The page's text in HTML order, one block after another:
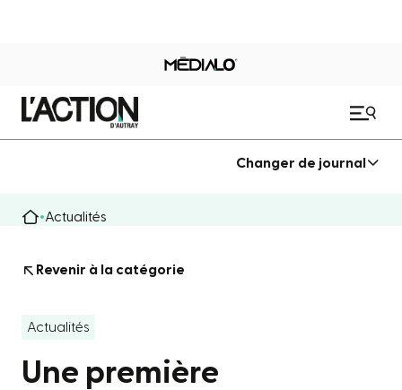
Changer de journal
Actualités
Revenir à la catégorie
Actualités
Une première